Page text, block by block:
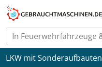
LKW mit Sonderaufbauten